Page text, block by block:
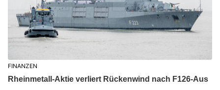
FINANZEN
Rheinmetall-Aktie verliert Rückenwind nach F126-Aus